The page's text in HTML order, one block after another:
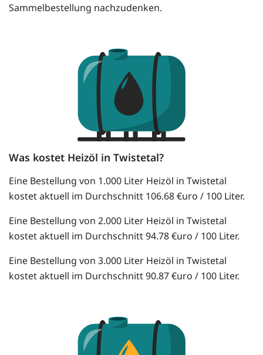
Sammelbestellung nachzudenken.
Was kostet Heizöl in Twistetal?
Eine Bestellung von 1.000 Liter Heizöl in Twistetal
kostet aktuell im Durchschnitt 106.68 €uro / 100 Liter.
Eine Bestellung von 2.000 Liter Heizöl in Twistetal
kostet aktuell im Durchschnitt 94.78 €uro / 100 Liter.
Eine Bestellung von 3.000 Liter Heizöl in Twistetal
kostet aktuell im Durchschnitt 90.87 €uro / 100 Liter.